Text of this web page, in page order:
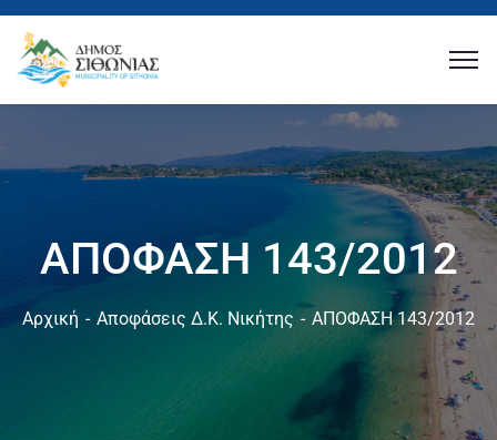
ΑΠΟΦΑΣΗ 143/2012
Αρχική Αποφάσεις Δ.Κ. Νικήτης ΑΠΟΦΑΣΗ 143/2012